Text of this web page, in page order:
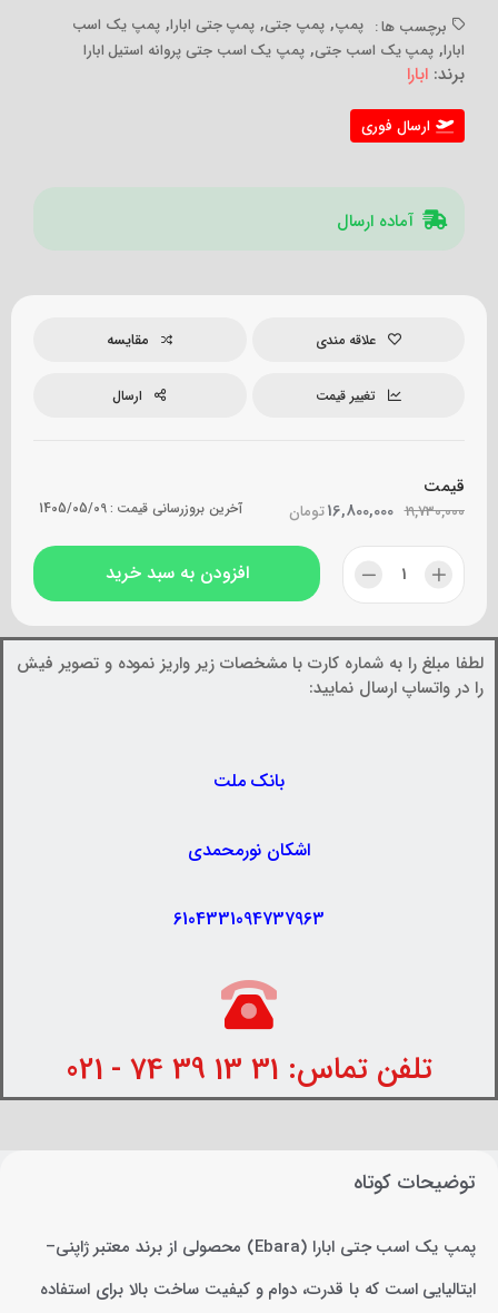
برچسب ها : پمپ,پمپ جتی, پمپ جتی ابارا, پمپ یک اسب
ابارا, پمپ یک اسب جتی, پمپ یک اسب جتی پروانه استیل ابارا
برند: ابارا
ارسال فوری
آماده ارسال
علاقه مندی مقایسه
تغییر قیمت ارسال
قیمت
19,730,000 تومان16,800,000 آخرین بروزرسانی قیمت :1405/05/09
افزودن به سبد خرید
لطفا مبلغ را به شماره کارت با مشخصات زیر واریز نموده و تصویر فیش
را در واتساپ ارسال نمایید:
بانک ملت
اشکان نورمحمدی
6104331094737963
تلفن تماس: 31 13 39 74 - 021
توضیحات کوتاه
پمپ یک اسب جتی ابارا (Ebara) محصولی از برند معتبر ژاپنی–
ایتالیایی است که با قدرت، دوام و کیفیت ساخت بالا برای استفاده